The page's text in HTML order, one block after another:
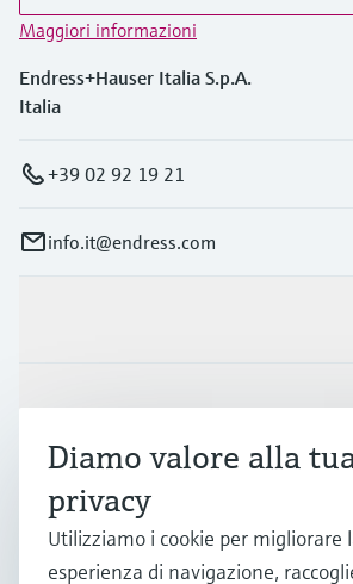
Maggiori informazioni
Endress+Hauser Italia S.p.A.
Italia
+39 02 92 19 21
info.it@endress.com
Industrie
Supporta
Diamo valore alla
privacy
Utilizziamo i cookie per migliorare
esperienza di navigazione,